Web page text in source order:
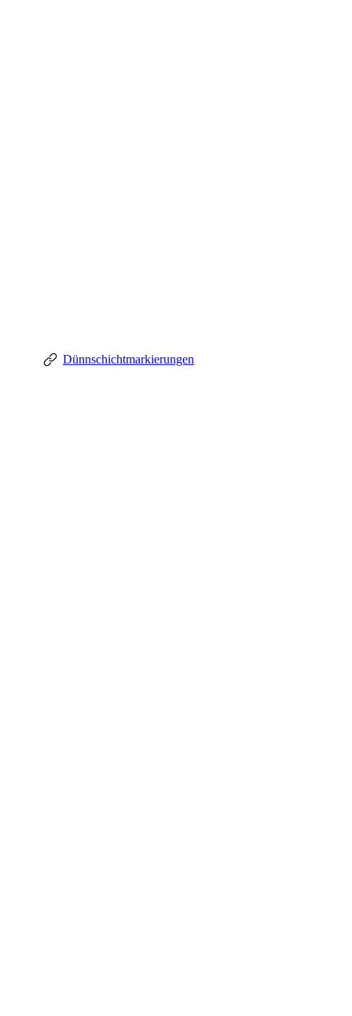
Dünnschichtmarkierungen